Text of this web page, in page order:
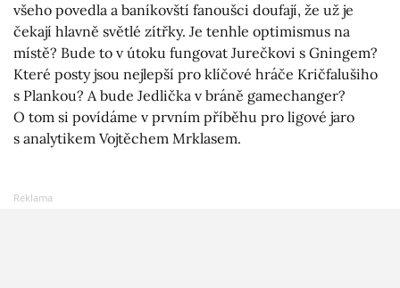
všeho povedla a baníkovští fanoušci doufají, že už je
čekají hlavně světlé zítřky. Je tenhle optimismus na
místě? Bude to v útoku fungovat Jurečkovi s Gningem?
Které posty jsou nejlepší pro klíčové hráče Kričfalušiho
s Plankou? A bude Jedlička v bráně gamechanger?
O tom si povídáme v prvním příběhu pro ligové jaro
s analytikem Vojtěchem Mrklasem.